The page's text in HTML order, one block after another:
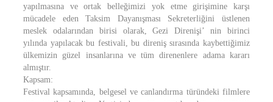
yapılmasına ve ortak belleğimizi yok etme girişimine karşı
mücadele eden Taksim Dayanışması Sekreterliğini üstlenen
meslek odalarından birisi olarak, Gezi Direnişi’ nin birinci
yılında yapılacak bu festivali, bu direniş sırasında kaybettiğimiz
ülkemizin güzel insanlarına ve tüm direnenlere adama kararı
almıştır.
Kapsam:
Festival kapsamında, belgesel ve canlandırma türündeki filmlere